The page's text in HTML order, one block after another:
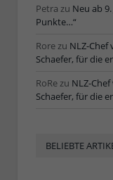
Petra zu Neu ab
Punkte…“
Rorezu NLZ-Chef
Schaefer, für die
RoRezu NLZ-
Schaefer, für die
BELIEBTE